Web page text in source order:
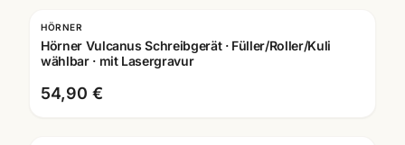
Gravur
HÖRNER
Hörner Vulcanus Schreibgerät · Füller/Roller/Kuli
wählbar · mit Lasergravur
54,90 €